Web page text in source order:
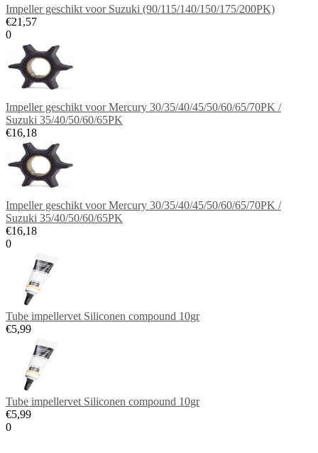
Impeller geschikt voor Suzuki (90/115/140/150/175/200PK)
€21,57
0
Impeller geschikt voor Mercury 30/35/40/45/50/60/65/70PK /
Suzuki 35/40/50/60/65PK
€16,18
Impeller geschikt voor Mercury 30/35/40/45/50/60/65/70PK /
Suzuki 35/40/50/60/65PK
€16,18
0
Tube impellervet Siliconen compound 10gr
€5,99
Tube impellervet Siliconen compound 10gr
€5,99
0